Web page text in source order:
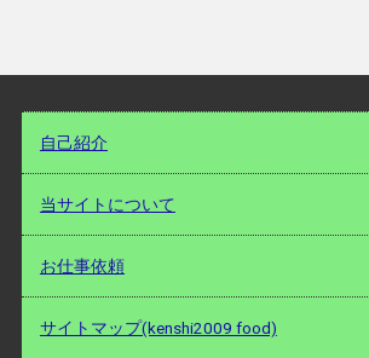
自己紹介
当サイトについて
お仕事依頼
サイトマップ(kenshi2009 food)